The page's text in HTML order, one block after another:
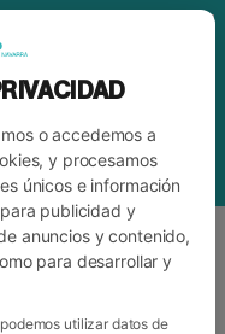
o accedemos a
y procesamos
únicos e información
publicidad y
anuncios y contenido,
para desarrollar y
utilizar datos de